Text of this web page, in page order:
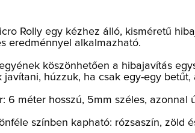
Rolly egy kézhez álló, kisméretű
eredménnyel alkalmazható.
köszönhetően a hibajavítás
javítani, húzzuk, ha csak egy-egy betűt,
6 méter hosszú, 5mm széles, azonnal
színben kapható: rózsaszín, zöld